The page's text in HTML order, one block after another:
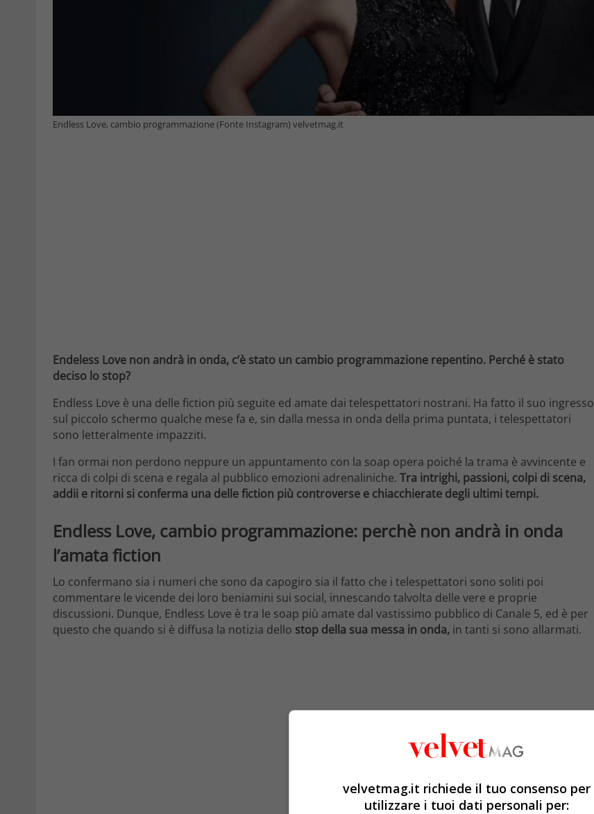
Endless Love, cambio programmazione (Fonte Instagram) velvetmag.it
Endeless Love non andrà in onda, c’è stato un cambio programmazione repentino. Perché è stato
deciso lo stop?
Endless Love è una delle fiction più seguite ed amate dai telespettatori nostrani. Ha fatto il suo ingresso
sul piccolo schermo qualche mese fa e, sin dalla messa in onda della prima puntata, i telespettatori
sono letteralmente impazziti.
I fan ormai non perdono neppure un appuntamento con la soap opera poiché la trama è avvincente e
ricca di colpi di scena e regala al pubblico emozioni adrenaliniche. Tra intrighi, passioni, colpi di scena,
addii e ritorni si conferma una delle fiction più controverse e chiacchierate degli ultimi tempi.
Endless Love, cambio programmazione: perchè non andrà in onda
l’amata fiction
Lo confermano sia i numeri che sono da capogiro sia il fatto che i telespettatori sono soliti poi
commentare le vicende dei loro beniamini sui social, innescando talvolta delle vere e proprie
discussioni. Dunque, Endless Love è tra le soap più amate dal vastissimo pubblico di Canale 5, ed è per
questo che quando si è diffusa la notizia dello stop della sua messa in onda, in tanti si sono allarmati.
velvetmag.it richiede il tuo consenso per
utilizzare i tuoi dati personali per: